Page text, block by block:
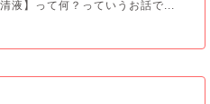
液】って何？っていうお話で...